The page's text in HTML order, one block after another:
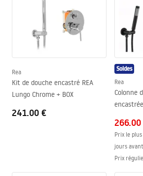
Rea
Kit de douche encastré REA
Lungo Chrome + BOX
241.00 €
Soldes
Rea
Colonne
Prix le
jours
Prix